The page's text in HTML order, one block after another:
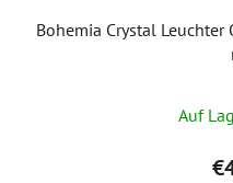
Bohemia Crystal
Auf